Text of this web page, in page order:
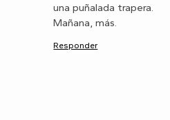
una puñalada trapera.
Mañana, más.
Responder